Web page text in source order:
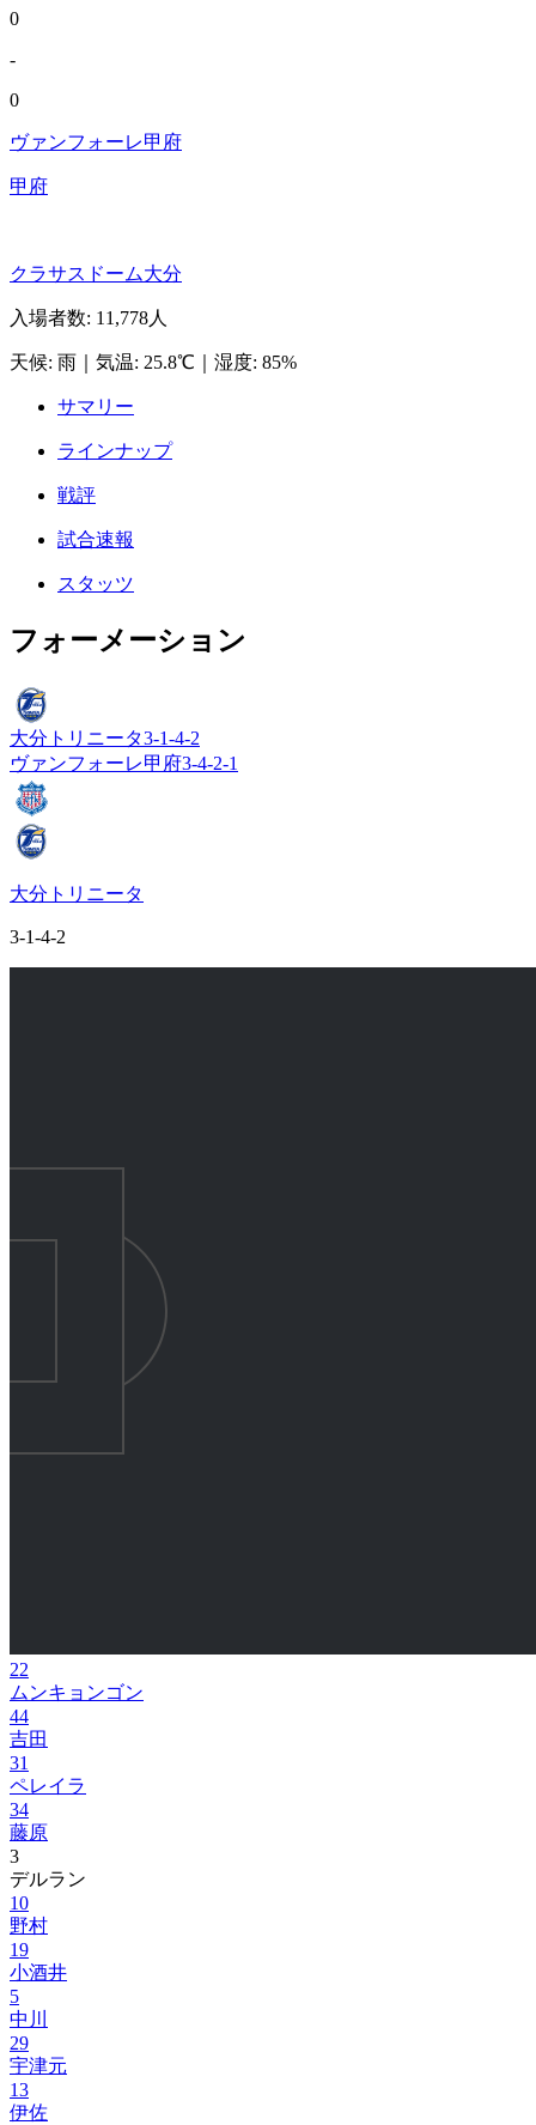
0
-
0
ヴァンフォーレ甲府
甲府
クラサスドーム大分
入場者数: 11,778人
天候: 雨 気温: 25.8℃ 湿度: 85%
サマリー
ラインナップ
戦評
試合速報
スタッツ
フォーメーション
大分トリニータ3-1-4-2
ヴァンフォーレ甲府3-4-2-1
大分トリニータ
3-1-4-2
22
ムンキョンゴン
44
吉田
31
ペレイラ
34
藤原
3
デルラン
10
野村
19
小酒井
5
中川
29
宇津元
13
伊佐